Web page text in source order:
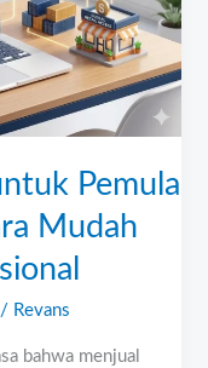
Pemula
Mudah
/ Revans
bahwa menjual